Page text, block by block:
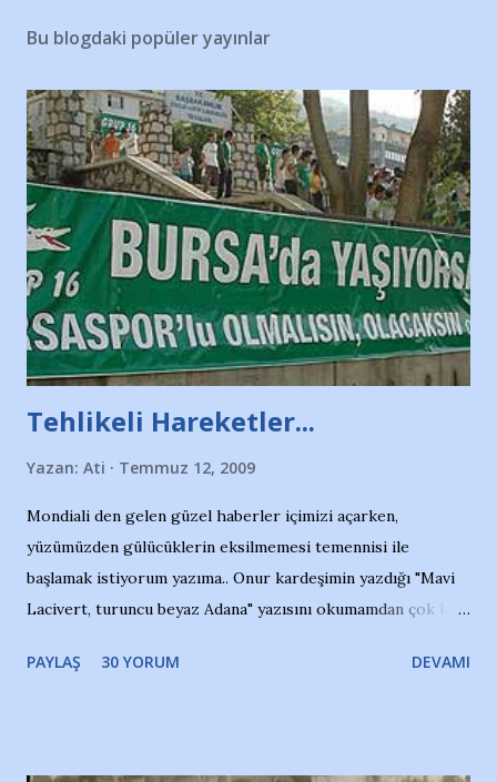
Bu blogdaki popüler yayınlar
Tehlikeli Hareketler...
Yazan: Ati Temmuz 12, 2009
Mondiali den gelen güzel haberler içimizi açarken,
yüzümüzden gülücüklerin eksilmemesi temennisi ile
başlamak istiyorum yazıma.. Onur kardeşimin yazdığı "Mavi
Lacivert, turuncu beyaz Adana" yazısını okumamdan çok kısa
irkildim.. "Bursasporlu taraftarlar, İstanbul takımlarının
PAYLAŞ 30 YORUM DEVAMI